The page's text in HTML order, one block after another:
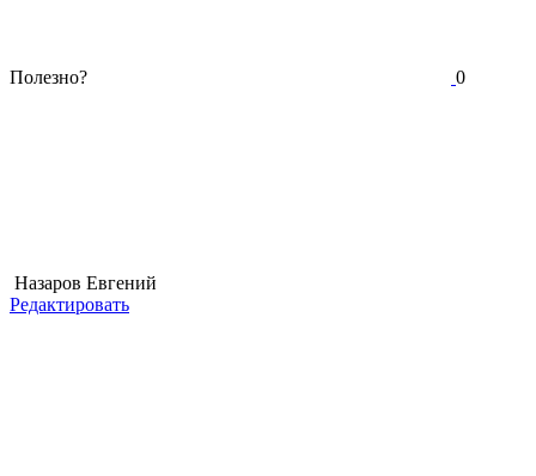
Полезно? 0
Назаров Евгений
Редактировать